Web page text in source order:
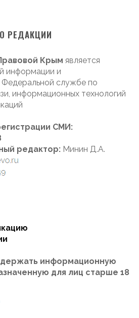
О РЕДАКЦИИ
Крым является
информации и
Федеральной службе по
информационных технологий
СМИ:
редактор: Минин Д.А.
информационную
для лиц старше 18